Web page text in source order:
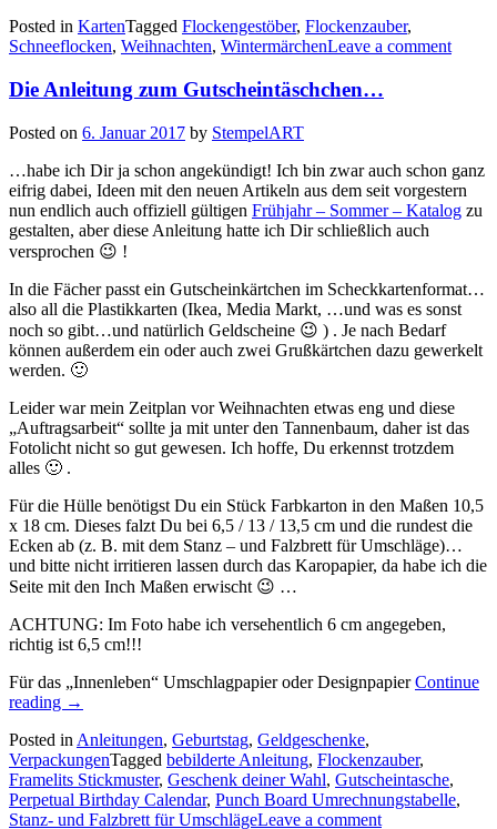
edle
Weihnachtskarten…“
Posted in KartenTagged Flockengestöber, Flockenzauber,
Schneeflocken, Weihnachten, WintermärchenLeave a comment
Die Anleitung zum Gutscheintäschchen…
Posted on 6. Januar 2017 by StempelART
…habe ich Dir ja schon angekündigt! Ich bin zwar auch schon ganz
eifrig dabei, Ideen mit den neuen Artikeln aus dem seit vorgestern
nun endlich auch offiziell gültigen Frühjahr – Sommer – Katalog zu
gestalten, aber diese Anleitung hatte ich Dir schließlich auch
versprochen 😉 !
In die Fächer passt ein Gutscheinkärtchen im Scheckkartenformat…
also all die Plastikkarten (Ikea, Media Markt, …und was es sonst
noch so gibt…und natürlich Geldscheine 😉 ) . Je nach Bedarf
können außerdem ein oder auch zwei Grußkärtchen dazu gewerkelt
werden. 🙂
Leider war mein Zeitplan vor Weihnachten etwas eng und diese
„Auftragsarbeit“ sollte ja mit unter den Tannenbaum, daher ist das
Fotolicht nicht so gut gewesen. Ich hoffe, Du erkennst trotzdem
alles 🙂 .
Für die Hülle benötigst Du ein Stück Farbkarton in den Maßen 10,5
x 18 cm. Dieses falzt Du bei 6,5 / 13 / 13,5 cm und die rundest die
Ecken ab (z. B. mit dem Stanz – und Falzbrett für Umschläge)…
und bitte nicht irritieren lassen durch das Karopapier, da habe ich die
Seite mit den Inch Maßen erwischt 😉 …
ACHTUNG: Im Foto habe ich versehentlich 6 cm angegeben,
richtig ist 6,5 cm!!!
Für das „Innenleben“ Umschlagpapier oder DesignpapierContinue
reading „Die
zum
Gutscheintäschchen…“
→
Posted in Anleitungen, Geburtstag, Geldgeschenke,
VerpackungenTagged bebilderte Anleitung, Flockenzauber,
Framelits Stickmuster, Geschenk deiner Wahl, Gutscheintasche,
Perpetual Birthday Calendar, Punch Board Umrechnungstabelle,
Stanz- und Falzbrett für UmschlägeLeave a comment